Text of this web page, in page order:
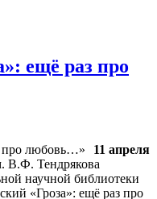
ещё раз про
11 апреля
В.Ф. Тендрякова
научной библиотеки
«Гроза»: ещё раз про